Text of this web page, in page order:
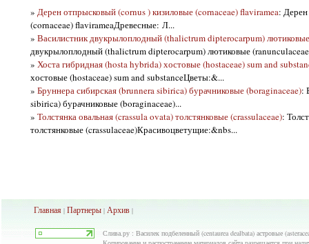
» Дерен отпрысковый (cornus ) кизиловые (cornaceae) flaviramea: Дерен
(cornaceae) flavirameaДревесные: Л...
» Василистник двукрылоплодный (thalictrum dipterocarpum)
двукрылоплодный (thalictrum dipterocarpum) лютиковые
» Хоста гибридная (hosta hybrida) хостовые (hostaceae) sum and
хостовые (hostaceae) sum and substanceЦветы:&...
» Бруннера сибирская (brunnera sibirica) бурачниковые (boraginaceae):
sibirica) бурачниковые (boraginaceae)...
» Толстянка овальная (crassula ovata) толстянковые (crassulaceae):
толстянковые (crassulaceae)Красивоцветущие:&nbs...
Главная| Партнеры| Архив|
Слива.ру : Василек подбеленный (centaurea dealbata) астровые